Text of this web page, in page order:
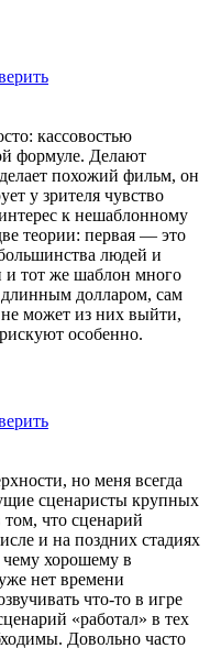
кассовостью
формуле. Делают
похожий фильм, он
у зрителя чувство
к нешаблонному
теории: первая — это
людей и
и тот же шаблон много
длинным долларом, сам
может из них выйти,
особенно.
но меня всегда
сценаристы крупных
что сценарий
и на поздних стадиях
чему хорошему в
нет времени
что-то в игре
«работал» в тех
Довольно часто